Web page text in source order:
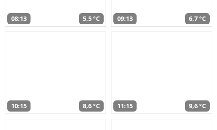
08:13 5,5 °C 09:13 6,7 °C
10:15 8,6 °C 11:15 9,6 °C